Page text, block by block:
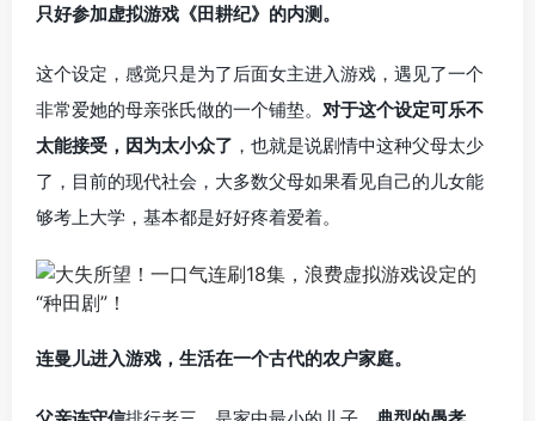
只好参加虚拟游戏《田耕纪》的内测。
这个设定，感觉只是为了后面女主进入游戏，遇见了一个
非常爱她的母亲张氏做的一个铺垫。 对于这个设定可乐不
太能接受，因为太小众了 ，也就是说剧情中这种父母太少
了，目前的现代社会，大多数父母如果看见自己的儿女能
够考上大学，基本都是好好疼着爱着。
连曼儿进入游戏，生活在一个古代的农户家庭。